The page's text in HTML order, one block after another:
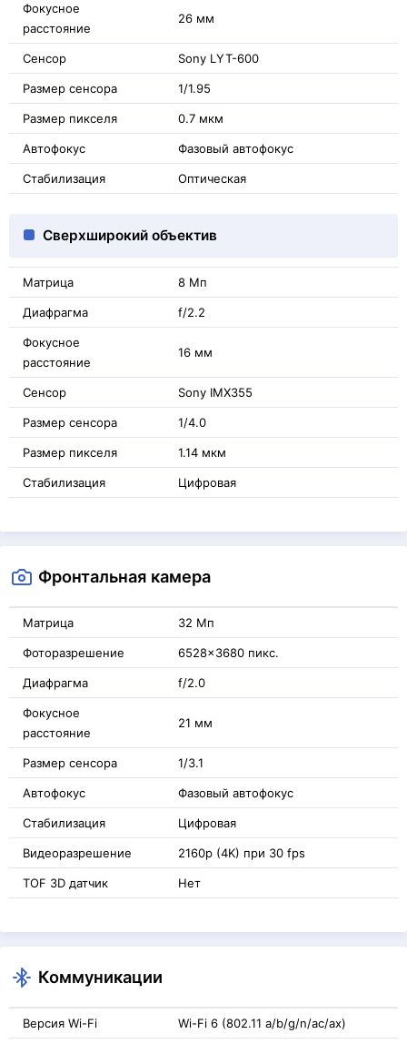
Фокусное
расстояние
26 мм
Сенсор Sony LYT-600
Размер сенсора 1/1.95
Размер пикселя 0.7 мкм
Автофокус Фазовый автофокус
Стабилизация Оптическая
Сверхширокий объектив
Матрица 8 Мп
Диафрагма f/2.2
Фокусное
расстояние
16 мм
Сенсор Sony IMX355
Размер сенсора 1/4.0
Размер пикселя 1.14 мкм
Стабилизация Цифровая
Фронтальная камера
Матрица 32 Мп
Фоторазрешение 6528x3680 пикс.
Диафрагма f/2.0
Фокусное
расстояние
21 мм
Размер сенсора 1/3.1
Автофокус Фазовый автофокус
Стабилизация Цифровая
Видеоразрешение 2160p (4K) при 30 fps
TOF 3D датчик Нет
Коммуникации
Версия Wi-Fi Wi-Fi 6 (802.11 a/b/g/n/ac/ax)